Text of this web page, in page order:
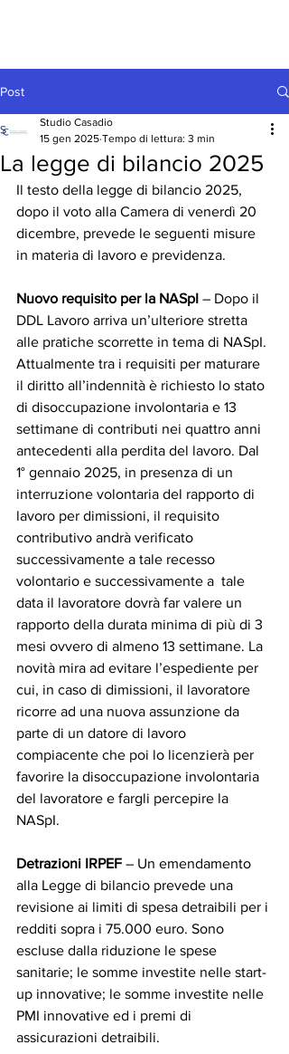
Post
La legge di bilancio 2025
Studio Casadio
15 gen 2025 Tempo di lettura: 3 min
Il testo della legge di bilancio 2025,
dopo il voto alla Camera di venerdì 20
dicembre, prevede le seguenti misure
in materia di lavoro e previdenza.
Nuovo requisito per la NASpI – Dopo il
DDL Lavoro arriva un’ulteriore stretta
alle pratiche scorrette in tema di NASpI.
Attualmente tra i requisiti per maturare
il diritto all’indennità è richiesto lo stato
di disoccupazione involontaria e 13
settimane di contributi nei quattro anni
antecedenti alla perdita del lavoro. Dal
1° gennaio 2025, in presenza di un
interruzione volontaria del rapporto di
lavoro per dimissioni, il requisito
contributivo andrà verificato
successivamente a tale recesso
volontario e successivamente a  tale
data il lavoratore dovrà far valere un
rapporto della durata minima di più di 3
mesi ovvero di almeno 13 settimane. La
novità mira ad evitare l’espediente per
cui, in caso di dimissioni, il lavoratore
ricorre ad una nuova assunzione da
parte di un datore di lavoro
compiacente che poi lo licenzierà per
favorire la disoccupazione involontaria
del lavoratore e fargli percepire la
NASpI.
Detrazioni IRPEF – Un emendamento
alla Legge di bilancio prevede una
revisione ai limiti di spesa detraibili per i
redditi sopra i 75.000 euro. Sono
escluse dalla riduzione le spese
sanitarie; le somme investite nelle start-
up innovative; le somme investite nelle
PMI innovative ed i premi di
assicurazioni detraibili.